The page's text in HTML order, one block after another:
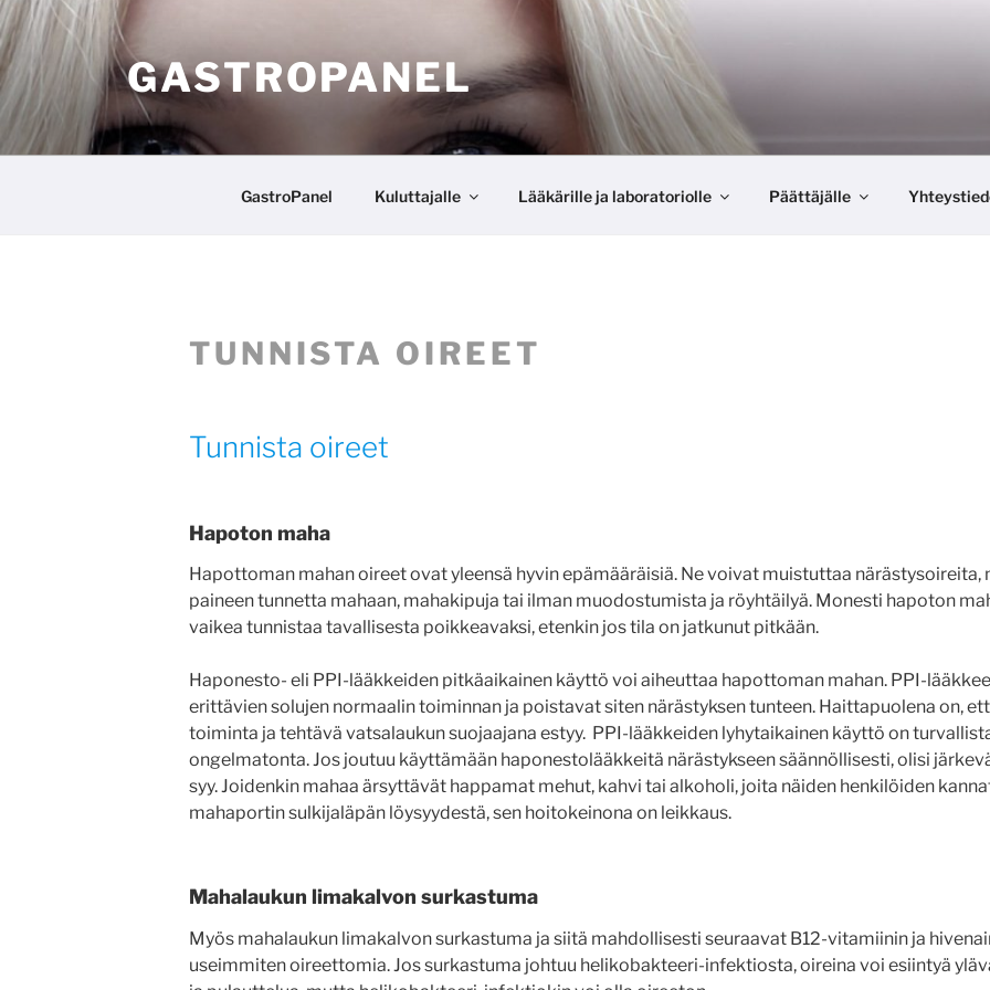
Siirry
sisältöön
GASTROPANEL
GastroPanel Kuluttajalle Lääkärille ja laboratoriolle Päättäjälle
TUNNISTA OIREET
Tunnista oireet
Hapoton maha
Hapottoman mahan oireet ovat yleensä hyvin epämääräisiä. Ne voivat muistuttaa närästysoireita,
paineen tunnetta mahaan, mahakipuja tai ilman muodostumista ja röyhtäilyä. Monesti hapoton
vaikea tunnistaa tavallisesta poikkeavaksi, etenkin jos tila on jatkunut pitkään.
Haponesto- eli PPI-lääkkeiden pitkäaikainen käyttö voi aiheuttaa hapottoman mahan. PPI-
erittävien solujen normaalin toiminnan ja poistavat siten närästyksen tunteen. Haittapuolena on,
toiminta ja tehtävä vatsalaukun suojaajana estyy. PPI-lääkkeiden lyhytaikainen käyttö on
ongelmatonta. Jos joutuu käyttämään haponestolääkkeitä närästykseen säännöllisesti, olisi
syy. Joidenkin mahaa ärsyttävät happamat mehut, kahvi tai alkoholi, joita näiden henkilöiden
mahaportin sulkijaläpän löysyydestä, sen hoitokeinona on leikkaus.
Mahalaukun limakalvon surkastuma
Myös mahalaukun limakalvon surkastuma ja siitä mahdollisesti seuraavat B12-vitamiinin ja
useimmiten oireettomia. Jos surkastuma johtuu helikobakteeri-infektiosta, oireina voi esiintyä